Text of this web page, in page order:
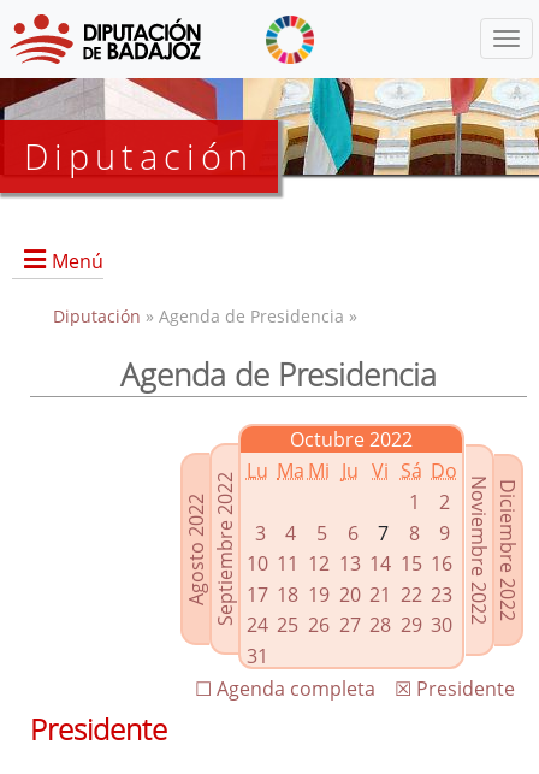
Diputación
Menú
Presidencia
Enlaces relacionados
Agenda de Presidencia
Plenos provinciales y Juntas de gobierno
Oficina de Proyectos Europeos
Diputación » Agenda de Presidencia »
Agenda de Presidencia
Agosto 2022Septiembre 2022
Octubre 2022
Lu Ma Mi Ju Vi Sá Do
1
2
3
4 5 6 7 8
9
10 11 12 13 14 15 16
17 18 19 20 21 22 23
24 25 26 27 28 29 30
31
Diciembre 2022
Noviembre 2022
☒ Presidente
☐ Agenda completa
Presidente